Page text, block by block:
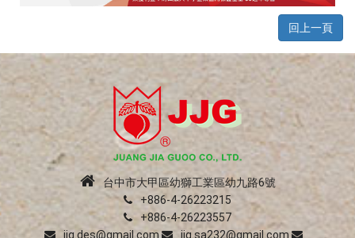
回上一頁
台中市大甲區幼獅工業區幼九路6號
+886-4-26223215
+886-4-26223557
jjg.des@gmail.com
jjg.sa232@gmail.com